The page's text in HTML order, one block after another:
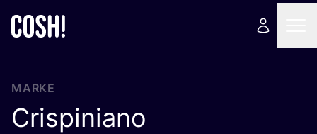
MARKE
Crispiniano